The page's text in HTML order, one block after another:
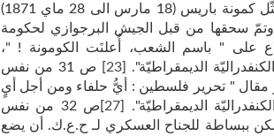
حسب كارل ماركس، تمثّل كمونة باريس (18 مارس الى 28 ماي 1871)
وتمّ سحقها من قبل الجيش البرجوازي لحكومة
على " باسم الشعب، أُعلنَت الكومونة ! "،
[
23
]
ص 31 من نفس
مقال " تحرير فلسطين : أيُّ حلفاء ومن أجل أيٍ
[
27
]
ص 32 من نفس
ببساطة للجناح العسكري لـ ح.ع.ك. أن يضع